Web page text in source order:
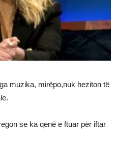
muzika, mirëpo,nuk heziton të
se ka qenë e ftuar për iftar